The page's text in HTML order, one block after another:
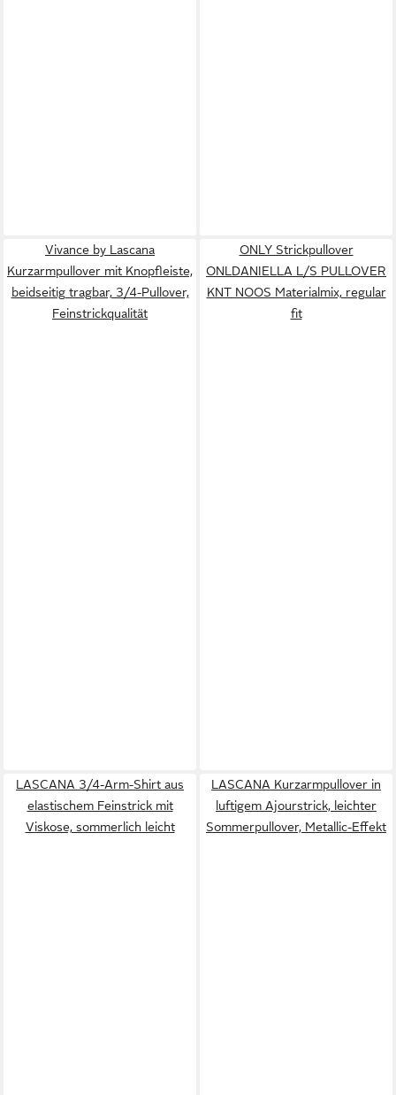
Vivance by Lascana
Kurzarmpullover mit Knopfleiste,
beidseitig tragbar, 3/4-Pullover,
Feinstrickqualität
ONLY Strickpullover
ONLDANIELLA L/S PULLOVER
KNT NOOS Materialmix, regular
fit
LASCANA 3/4-Arm-Shirt aus
elastischem Feinstrick mit
Viskose, sommerlich leicht
LASCANA Kurzarmpullover in
luftigem Ajourstrick, leichter
Sommerpullover, Metallic-Effekt